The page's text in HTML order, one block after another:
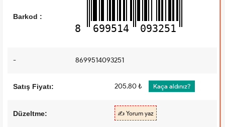
Barkod :
8 699514 093251
- 8699514093251
Satış Fiyatı: 205.80 ₺ Kaça aldınız?
Düzeltme: ✍️ Yorum yaz